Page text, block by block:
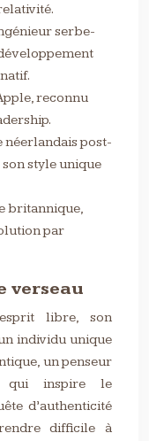
serbe-
reconnu
néerlandais post-
style unique
britannique,
par
verseau
libre, son
individu unique
un penseur
qui inspire le
d’authenticité
difficile à